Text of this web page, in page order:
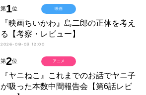
第1位
『映画ちいかわ』島二郎の正体を考え
る【考察・レビュー】
2026-08-03 12:00
映画
第2位
『ヤニねこ』これまでのお話でヤニ子
が吸った本数中間報告会【第6話レビ
アニメ